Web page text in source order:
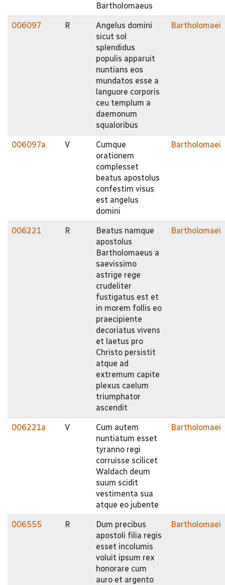
Bartholomaeus
006097 R
Angelus domini
sicut sol
splendidus
populis apparuit
nuntians eos
mundatos esse a
languore corporis
ceu templum a
daemonum
squaloribus
Bartholomaei
006097a V
Cumque
orationem
complesset
beatus apostolus
confestim visus
est angelus
domini
Bartholomaei
006221 R
Beatus namque
apostolus
Bartholomaeus a
saevissimo
astrige rege
crudeliter
fustigatus est et
in morem follis eo
praecipiente
decoriatus vivens
et laetus pro
Christo persistit
atque ad
extremum capite
plexus caelum
triumphator
ascendit
Bartholomaei
006221a V
Cum autem
nuntiatum esset
tyranno regi
corruisse scilicet
Waldach deum
suum scidit
vestimenta sua
atque eo jubente
Bartholomaei
006555 R
Dum precibus
apostoli filia regis
esset incolumis
voluit ipsum rex
honorare cum
auro et argento
Bartholomaei